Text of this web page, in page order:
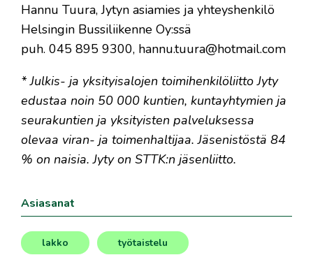
Hannu Tuura, Jytyn asiamies ja yhteyshenkilö
Helsingin Bussiliikenne Oy:ssä
puh. 045 895 9300, hannu.tuura@hotmail.com
* Julkis- ja yksityisalojen toimihenkilöliitto Jyty
edustaa noin 50 000 kuntien, kuntayhtymien ja
seurakuntien ja yksityisten palveluksessa
olevaa viran- ja toimenhaltijaa. Jäsenistöstä 84
% on naisia. Jyty on STTK:n jäsenliitto.
Asiasanat
lakko työtaistelu